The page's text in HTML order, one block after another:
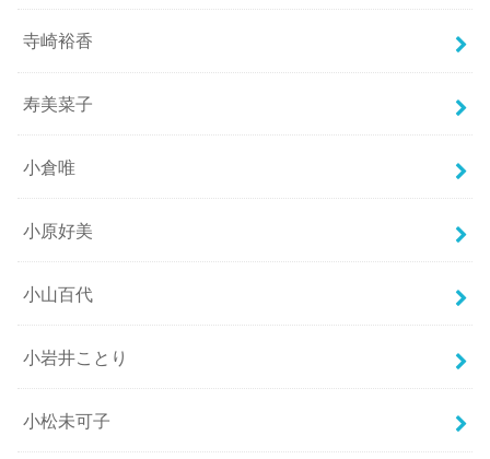
寺崎裕香
寿美菜子
小倉唯
小原好美
小山百代
小岩井ことり
小松未可子